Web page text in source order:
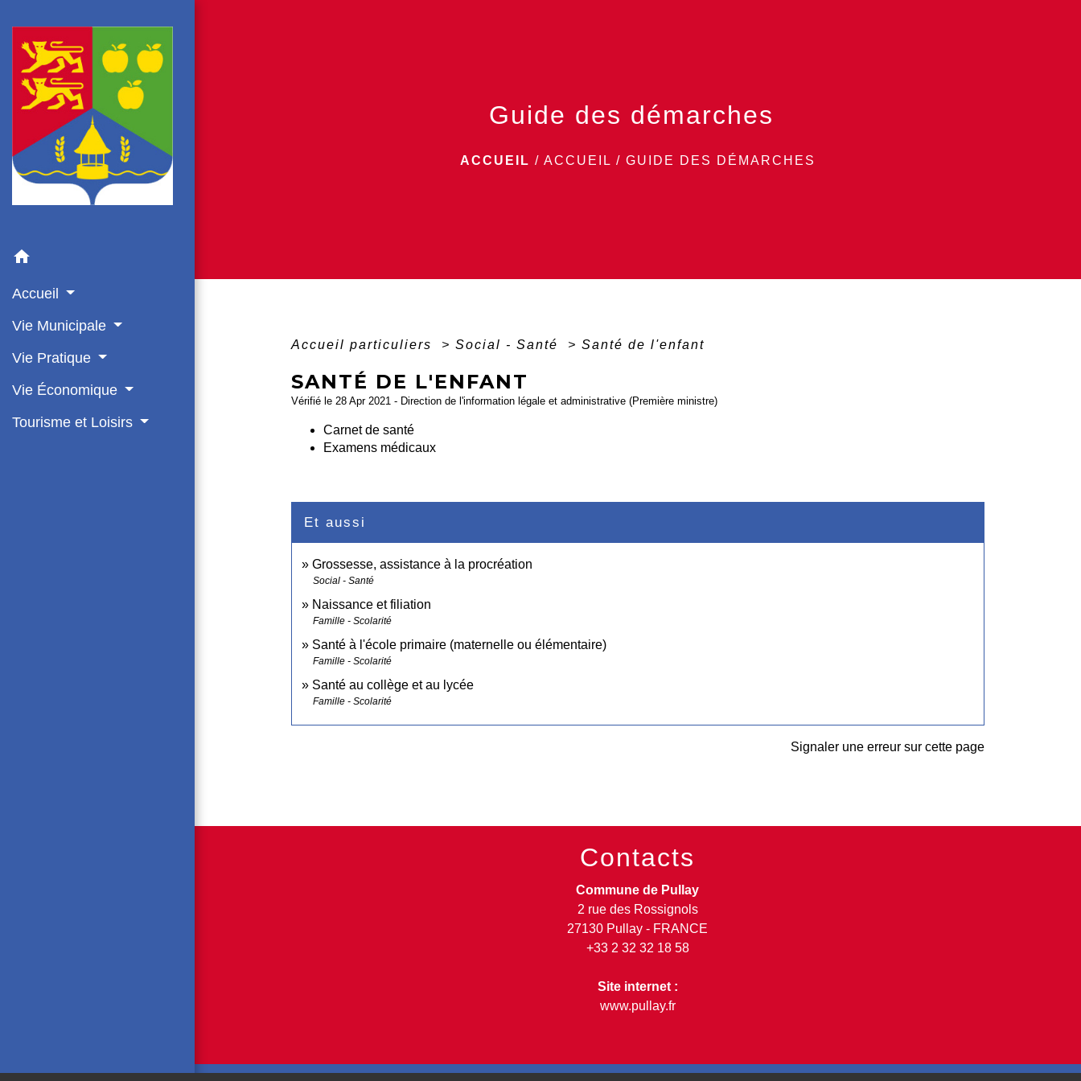
home
Accueil
Vie Municipale
Vie Pratique
Vie Économique
Tourisme et Loisirs
Guide des démarches
ACCUEIL / ACCUEIL / GUIDE DES DÉMARCHES
Accueil particuliers > Social - Santé > Santé de l'enfant
SANTÉ DE L'ENFANT
Vérifié le 28 Apr 2021 - Direction de l'information légale et administrative (Première ministre)
Carnet de santé
Examens médicaux
Et aussi
Grossesse, assistance à la procréation
Social - Santé
Naissance et filiation
Famille - Scolarité
Santé à l'école primaire (maternelle ou élémentaire)
Famille - Scolarité
Santé au collège et au lycée
Famille - Scolarité
Signaler une erreur sur cette page
Contacts
Commune de Pullay
2 rue des Rossignols
27130 Pullay - FRANCE
+33 2 32 32 18 58
Site internet :
www.pullay.fr